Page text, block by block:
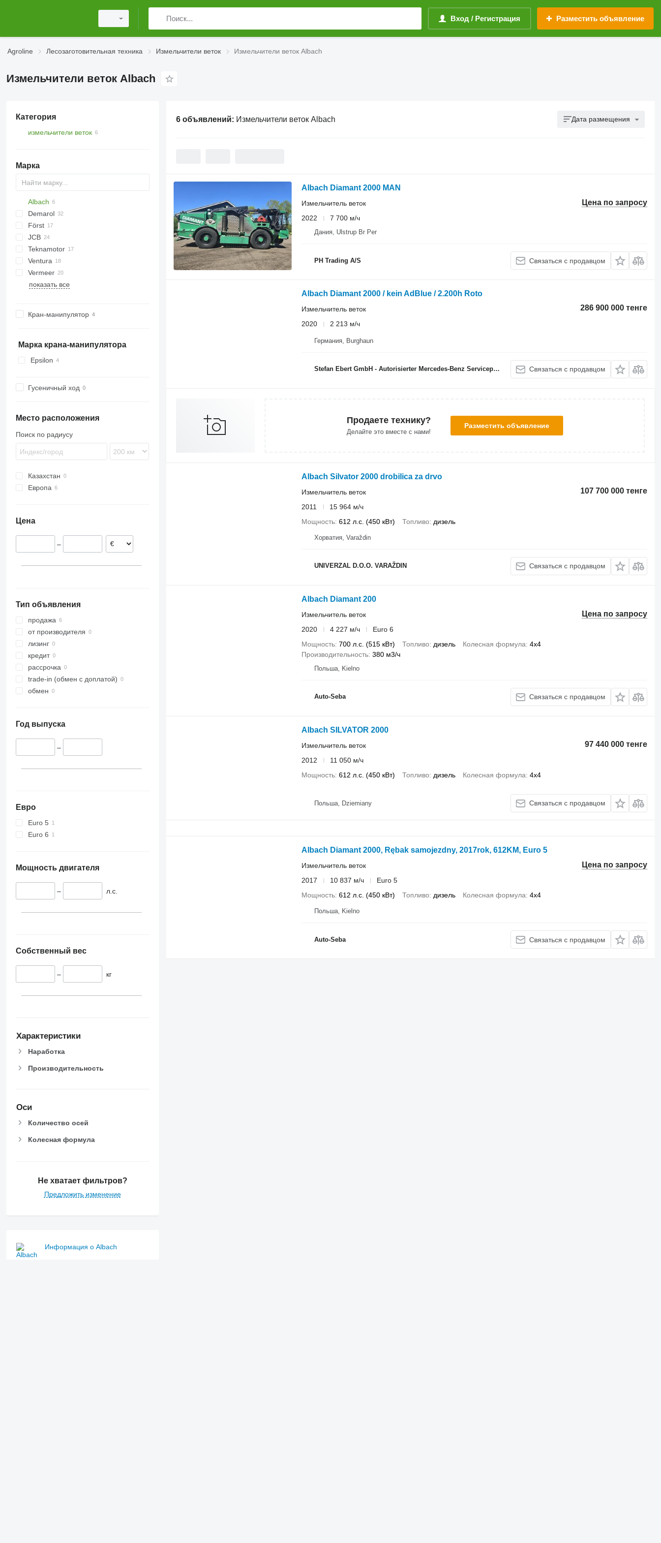
Вход / Регистрация Разместить объявление
Agroline Лесозаготовительная техника Измельчители веток Измельчители веток Albach
Измельчители веток Albach
Категория
измельчители веток
Марка
Albach
CK
Demarol
R-12
R-13
Tajga
AK
DW
Biber
Först
ST
TR
Arborist
QuadTrak
JCB
A-series
Hem
1510 E
Crambo
Big X
CS
TP
OL
PTH
MR
Teknamotor
Skorpion
1270
TW
Ventura
Vermeer
BC
FH
MZA
показать все
Кран-манипулятор
Марка крана-манипулятора
Epsilon
Гусеничный ход
Место расположения
Поиск по радиусу
Казахстан
Европа
Германия
Цена
–
Тип объявления
продажа
от производителя
лизинг
кредит
рассрочка
trade-in (обмен с доплатой)
обмен
Год выпуска
–
Евро
Euro 5
Euro 6
Мощность двигателя
– л.с.
Собственный вес
– кг
Характеристики
Наработка
Производительность
Оси
Количество осей
Колесная формула
Не хватает фильтров?
Предложить изменение
Информация о Albach
6 объявлений: Измельчители веток Albach Дата размещения
Albach Diamant 2000 MAN
Цена по запросу
Измельчитель веток
2022
7 700 м/ч
Дания, Ulstrup Br Per
PH Trading A/S Связаться с продавцом
Albach Diamant 2000 / kein AdBlue / 2.200h Roto
286 900 000 тенге
Измельчитель веток
2020
2 213 м/ч
Германия, Burghaun
Stefan Ebert GmbH - Autorisierter Mercedes-Benz Servicepartner Связаться с продавцом
Продаете технику?
Делайте это вместе с нами!
Разместить объявление
Albach Silvator 2000 drobilica za drvo
107 700 000 тенге
Измельчитель веток
2011
15 964 м/ч
Мощность 612 л.с. (450 кВт) Топливо дизель
Хорватия, Varaždin
UNIVERZAL D.O.O. VARAŽDIN Связаться с продавцом
Albach Diamant 200
Цена по запросу
Измельчитель веток
2020
4 227 м/ч
Euro 6
Мощность 700 л.с. (515 кВт) Топливо дизель Колесная формула 4x4
Производительность 380 м3/ч
Польша, Kielno
Auto-Seba Связаться с продавцом
Albach SILVATOR 2000
97 440 000 тенге
Измельчитель веток
2012
11 050 м/ч
Мощность 612 л.с. (450 кВт) Топливо дизель Колесная формула 4x4
Польша, Dziemiany Связаться с продавцом
Albach Diamant 2000, Rębak samojezdny, 2017rok, 612KM, Euro 5
Цена по запросу
Измельчитель веток
2017
10 837 м/ч
Euro 5
Мощность 612 л.с. (450 кВт) Топливо дизель Колесная формула 4x4
Польша, Kielno
Auto-Seba Связаться с продавцом